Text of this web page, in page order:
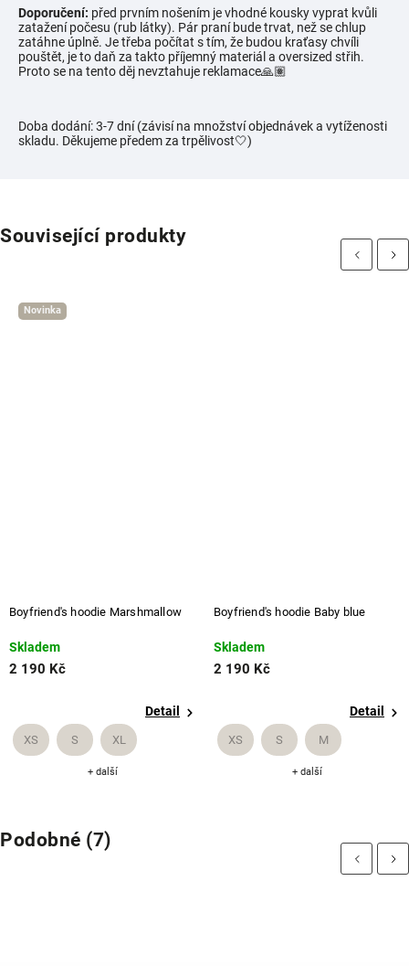
Doporučení: před prvním nošením je vhodné kousky vyprat kvůli
zatažení počesu (rub látky). Pár praní bude trvat, než se chlup
zatáhne úplně. Je třeba počítat s tím, že budou kraťasy chvíli
pouštět, je to daň za takto příjemný materiál a oversized střih.
Proto se na tento děj nevztahuje reklamace🙏🏽
Doba dodání: 3-7 dní (závisí na množství objednávek a vytíženosti
skladu. Děkujeme předem za trpělivost🤍)
Související produkty
Previous
Novinka
Boyfriend's hoodie Marshmallow
Skladem
2 190 Kč
Detail
XS S XL
+ další
Boyfriend's hoodie Baby blue
Skladem
2 190 Kč
Detail
XS S M
+ další
Next
Podobné (7)
Previous Next